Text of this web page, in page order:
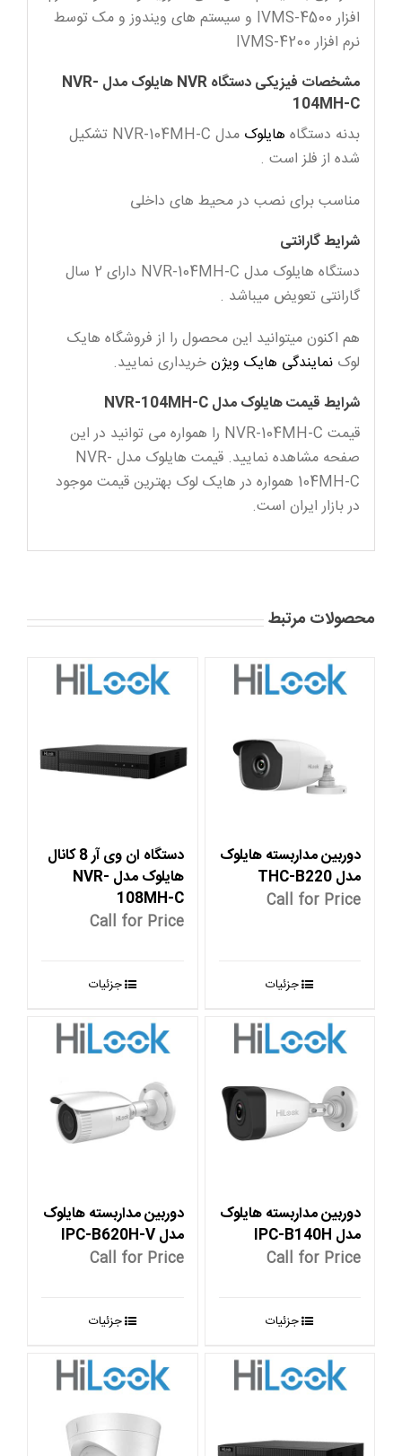
افزار IVMS-4500 و سیستم های ویندوز و مک توسط
نرم افزار IVMS-4200
مشخصات فیزیکی دستگاه NVR هایلوک مدل NVR-
104MH-C
بدنه دستگاه هایلوک
مدل NVR-104MH-C تشکیل
شده از فلز است .
مناسب برای نصب در محیط های داخلی
شرایط گارانتی
دستگاه هایلوک مدل NVR-104MH-C دارای 2 سال
گارانتی تعویض میباشد .
هم اکنون میتوانید این محصول را از فروشگاه هایک
لوک نمایندگی هایک ویژنخریداری نمایید.
شرایط قیمت هایلوک مدل NVR-104MH-C
قیمت NVR-104MH-C را همواره می توانید در این
صفحه مشاهده نمایید. قیمت هایلوک مدل NVR-
104MH-C همواره در هایک لوک بهترین قیمت موجود
در بازار ایران است.
محصولات مرتبط
دوربین مداربسته هایلوک
مدل THC-B220
Call for Price
جزئیات
دستگاه ان وی آر 8 کانال
هایلوک مدل NVR-
108MH-C
Call for Price
جزئیات
دوربین مداربسته هایلوک
مدل IPC-B140H
Call for Price
جزئیات
دوربین مداربسته هایلوک
مدل IPC-B620H-V
Call for Price
جزئیات